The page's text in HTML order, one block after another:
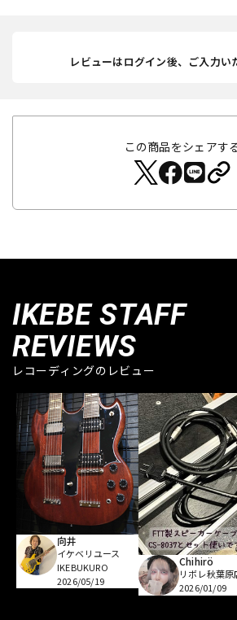
レビューはログイン後、ご入力い
この商品をシェアす
IKEBE STAFF
REVIEWS
レコーディングのレビュー
向井
イケベリユース
IKEBUKURO
2026/05/19
Chihirö
リボレ秋葉原
2026/01/09